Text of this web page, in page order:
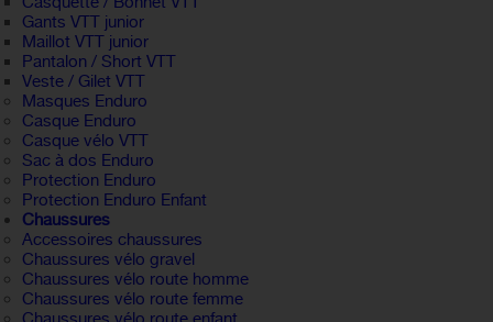
Gants VTT junior
Maillot VTT junior
Pantalon / Short VTT
Veste / Gilet VTT
Masques Enduro
Casque Enduro
Casque vélo VTT
Sac à dos Enduro
Protection Enduro
Protection Enduro Enfant
Chaussures
Accessoires chaussures
Chaussures vélo gravel
Chaussures vélo route homme
Chaussures vélo route femme